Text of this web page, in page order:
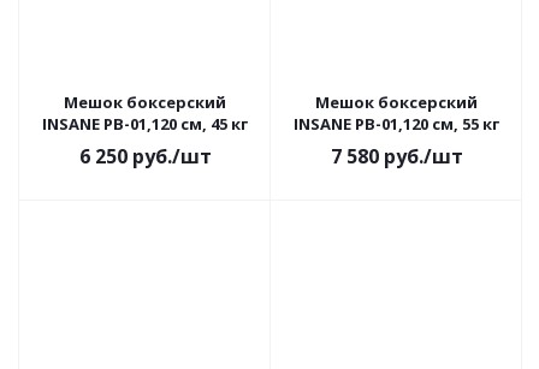
Мешок боксерский
INSANE PB-01,120 см, 45 кг
6 250руб./шт
Мешок боксерский
INSANE PB-01,120 см, 55 кг
7 580руб./шт